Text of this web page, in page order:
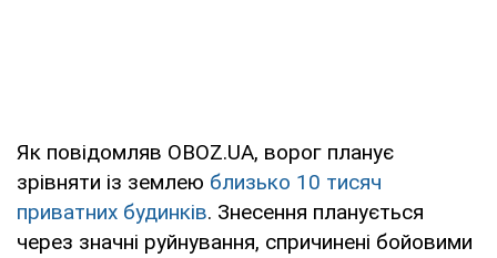
Як повідомляв OBOZ.UA, ворог планує
зрівняти із землею близько 10 тисяч
приватних будинків. Знесення планується
через значні руйнування, спричинені бойовими